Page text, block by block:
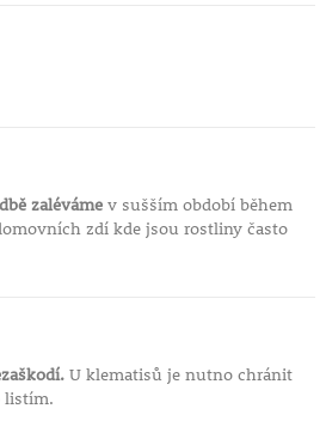
zalévámev sušším období během
zdí kde jsou rostliny často
U klematisů je nutno chránit
listím.